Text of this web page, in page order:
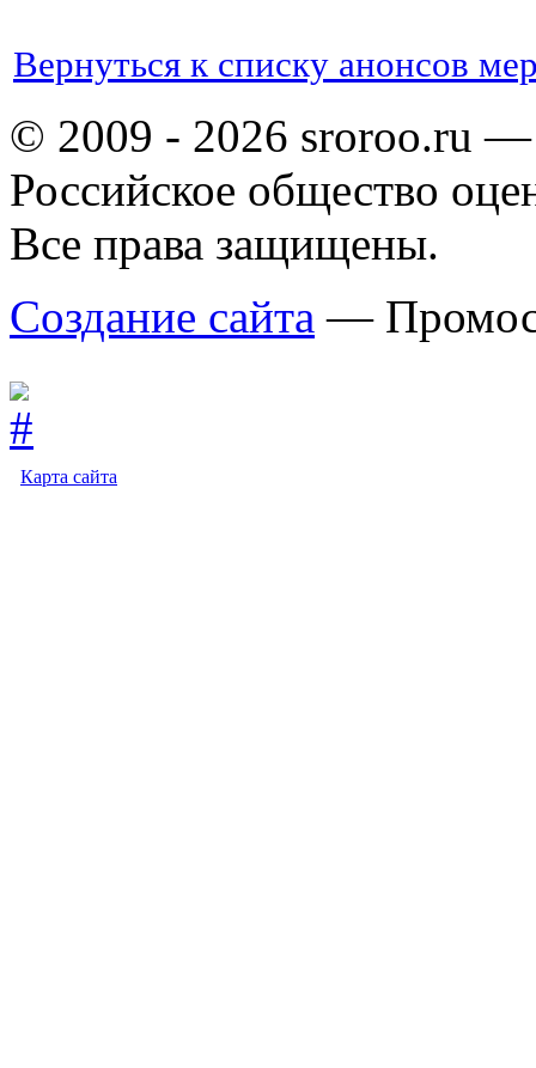
Вернуться к списку анонсов
© 2009 - 2026 sroroo.ru —
Российское общество
Все права защищены.
Создание сайта —
Карта сайта